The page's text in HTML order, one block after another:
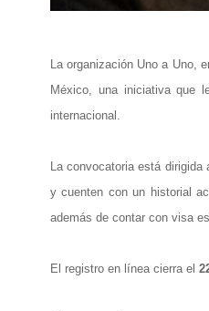
La organización Uno a Uno,
México, una iniciativa que
internacional.
La convocatoria está
y cuenten con un historial
además de contar con visa
El registro en línea cierra el